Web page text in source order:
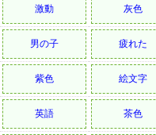
激動 灰色
男の子 疲れた
紫色 絵文字
英語 茶色